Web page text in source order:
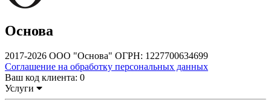
Основа
2017-2026 ООО "Основа" ОГРН: 1227700634699
Соглашение на обработку персональных данных
Ваш код клиента: 0
Услуги